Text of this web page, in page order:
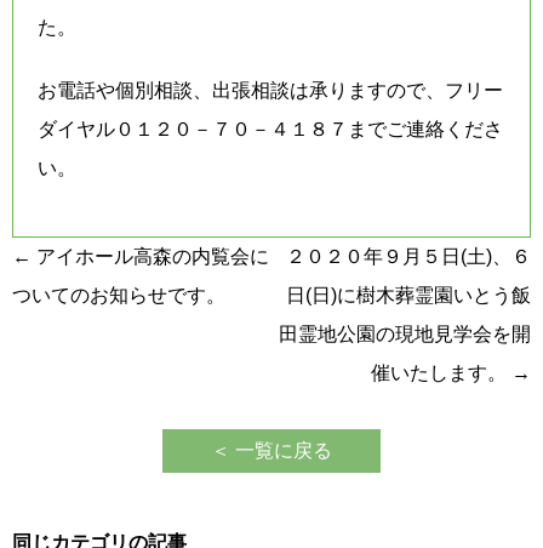
た。
お電話や個別相談、出張相談は承りますので、フリー
ダイヤル０１２０－７０－４１８７までご連絡くださ
い。
投
稿
← アイホール高森の内覧会に
ついてのお知らせです。
２０２０年９月５日(土)、６
日(日)に樹木葬霊園いとう飯
田霊地公園の現地見学会を開
催いたします。
→
＜ 一覧に戻る
同じカテゴリの記事